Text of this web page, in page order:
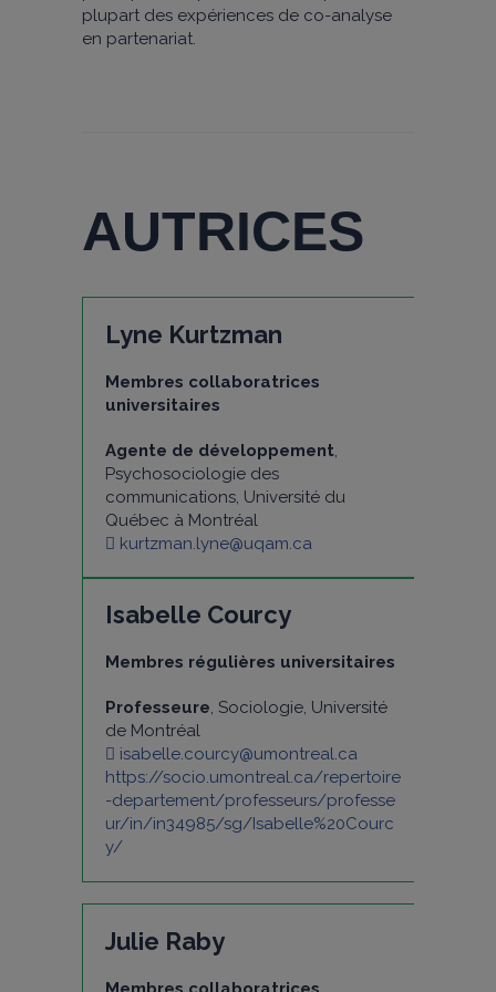
plupart des expériences de co-analyse
en partenariat.
AUTRICES
Lyne Kurtzman
Membres collaboratrices
universitaires
Agente de développement,
Psychosociologie des
communications, Université du
Québec à Montréal
kurtzman.lyne@uqam.ca
Isabelle Courcy
Membres régulières universitaires
Professeure, Sociologie, Université
de Montréal
isabelle.courcy@umontreal.ca
https://socio.umontreal.ca/repertoire
-departement/professeurs/professe
ur/in/in34985/sg/Isabelle%20Courc
y/
Julie Raby